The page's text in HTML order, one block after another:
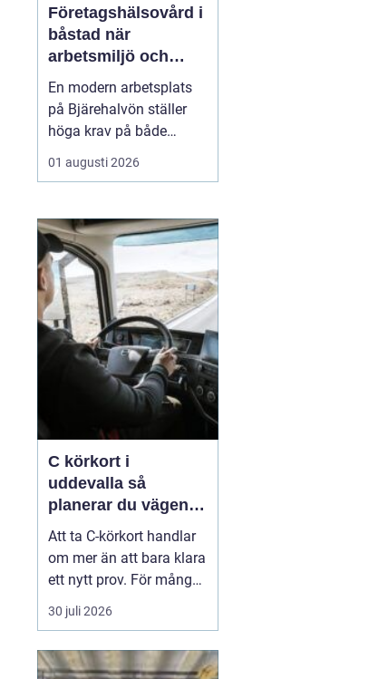
Företagshälsovård i
båstad när
arbetsmiljö och
specialistkunskap
möts
En modern arbetsplats
på Bjärehalvön ställer
höga krav på både
ledning och
medarbetare. Tempot är
breda och gränsen
mellan jobb och privatliv
blir ibland suddig.
Samtidigt förväntas
hållbara prestationer
över tid. I den verkligh...
01 augusti 2026
C körkort i
uddevalla så
planerar du vägen
mot tung lastbil
Att ta C-körkort handlar
om mer än att bara klara
ett nytt prov. För många
betyder det en chans till
ett nytt yrke, en starkare
arbetsmarknaden eller
30 juli 2026